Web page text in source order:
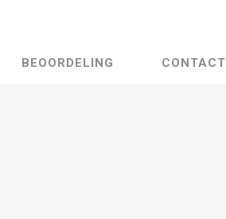
BEOORDELING CONTACT